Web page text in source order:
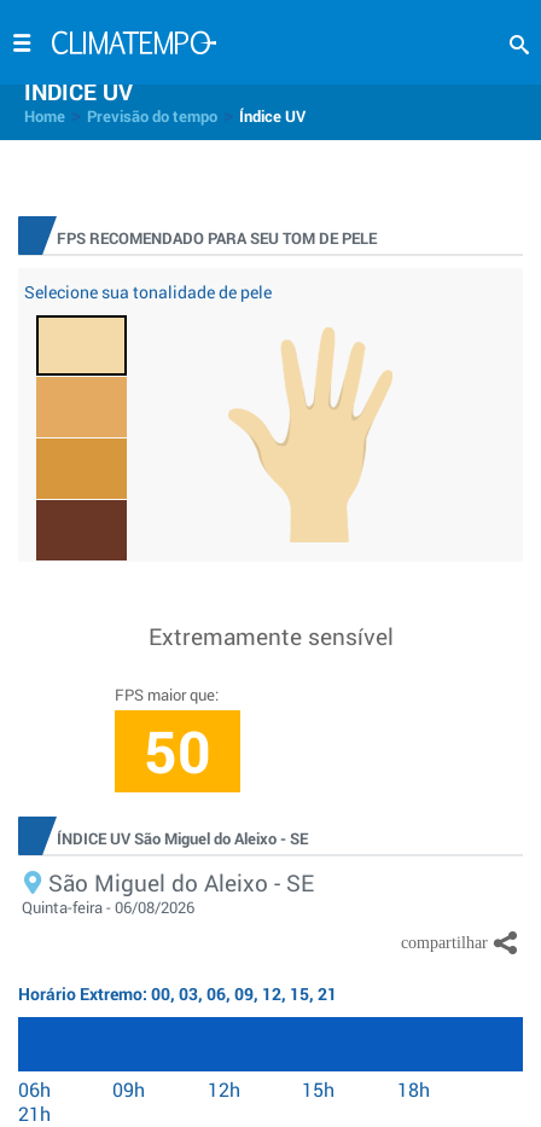
INDICE UV
Home Previsão do tempo Índice UV
FPS RECOMENDADO PARA SEU TOM DE PELE
Selecione sua tonalidade de pele
Extremamente sensível
FPS maior que:
50
ÍNDICE UV São Miguel do Aleixo - SE
São Miguel do Aleixo - SE
Quinta-feira - 06/08/2026
Horário Extremo: 00, 03, 06, 09, 12, 15, 21
06h 09h 12h 15h
18h
21h